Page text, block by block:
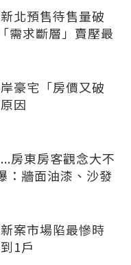
北預售待售量破
需求斷層」賣壓最
豪宅「房價又破
因
房東房客觀念大不
：牆面油漆、沙發
案市場陷最慘時
1戶